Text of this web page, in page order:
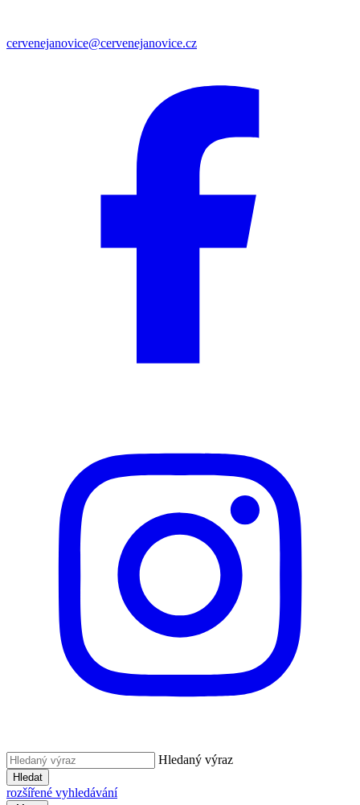
cervenejanovice@cervenejanovice.cz
Hledaný výraz
Hledat
rozšířené vyhledávání